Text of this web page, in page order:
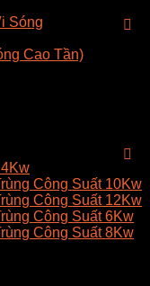
Sóng
Cao Tần)
Công Suất 10Kw
Công Suất 12Kw
Công Suất 6Kw
Công Suất 8Kw